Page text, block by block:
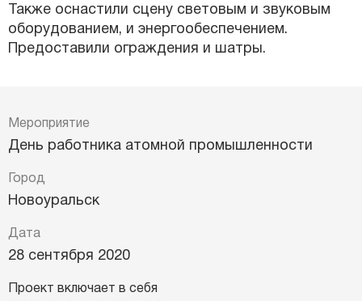
Также оснастили сцену световым и звуковым
оборудованием, и энергообеспечением.
Предоставили ограждения и шатры.
Мероприятие
День работника атомной промышленности
Город
Новоуральск
Дата
28 сентября 2020
Проект включает в себя